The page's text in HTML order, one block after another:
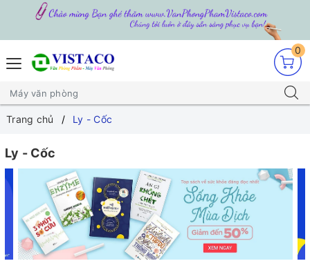
0
Trang chủ Ly - Cốc
Ly - Cốc